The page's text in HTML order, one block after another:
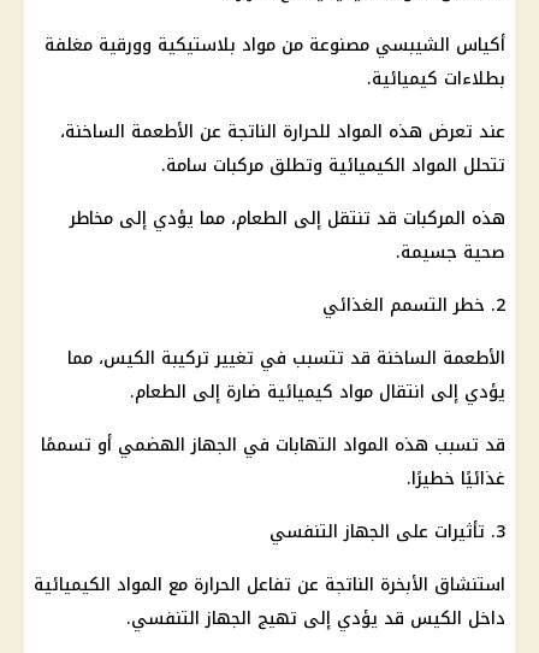
أكياس الشيبسي مصنوعة من مواد بلاستيكية وورقية مغلفة
بطلاءات كيميائية.
عند تعرض هذه المواد للحرارة الناتجة عن الأطعمة الساخنة،
تتحلل المواد الكيميائية وتطلق مركبات سامة.
هذه المركبات قد تنتقل إلى الطعام، مما يؤدي إلى مخاطر
صحية جسيمة.
2. خطر التسمم الغذائي
الأطعمة الساخنة قد تتسبب في تغيير تركيبة الكيس، مما
يؤدي إلى انتقال مواد كيميائية ضارة إلى الطعام.
قد تسبب هذه المواد التهابات في الجهاز الهضمي أو تسممًا
غذائيًا خطيرًا.
3. تأثيرات على الجهاز التنفسي
استنشاق الأبخرة الناتجة عن تفاعل الحرارة مع المواد الكيميائية
داخل الكيس قد يؤدي إلى تهيج الجهاز التنفسي.